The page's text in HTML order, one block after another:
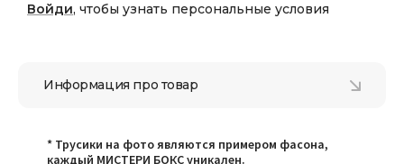
Войди, чтобы узнать персональные условия
Информация про товар
* Трусики на фото являются примером фасона,
каждый МИСТЕРИ БОКС уникален.